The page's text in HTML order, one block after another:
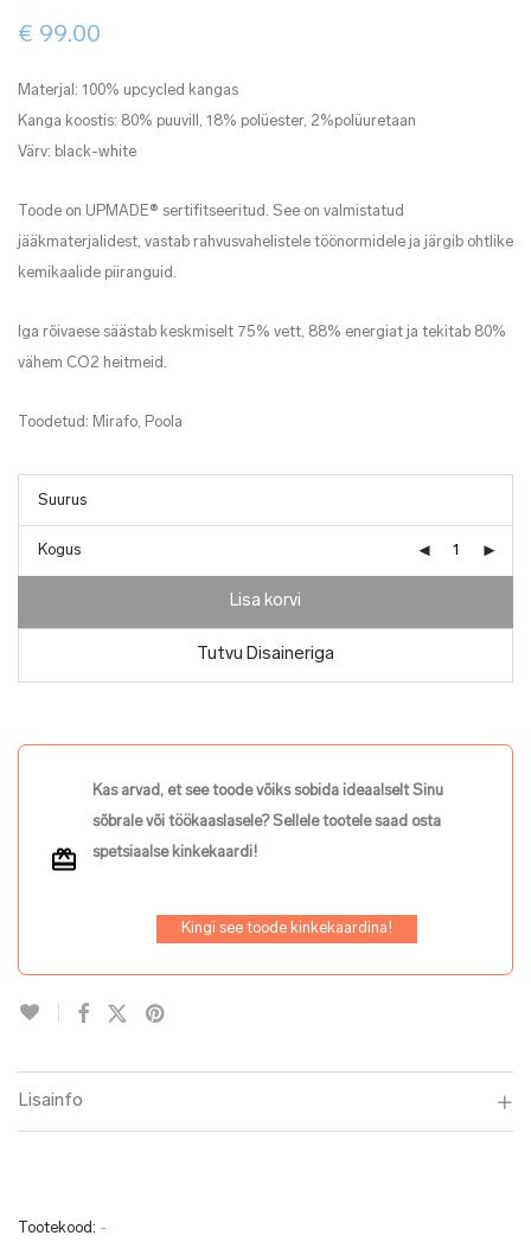
€ 99.00
Materjal: 100% upcycled kangas
Kanga koostis: 80% puuvill, 18% polüester, 2%polüuretaan
Värv: black-white
Toode on UPMADE® sertifitseeritud. See on valmistatud
jääkmaterjalidest, vastab rahvusvahelistele töönormidele ja järgib ohtlike
kemikaalide piiranguid.
Iga rõivaese säästab keskmiselt 75% vett, 88% energiat ja tekitab 80%
vähem CO2 heitmeid.
Toodetud: Mirafo, Poola
Kogus
Lisa korvi
Tutvu Disaineriga
Kas arvad, et see toode võiks sobida ideaalselt Sinu
sõbrale või töökaaslasele? Sellele tootele saad osta
spetsiaalse kinkekaardi!
Kingi see toode kinkekaardina!
Lisainfo
Tootekood: -